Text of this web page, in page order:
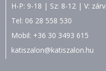
H-P: 9-18 | Sz: 8-12 | V:
Tel: 06 28 558 530
Mobil: +36 30 3493 615
katiszalon@katiszalon.hu